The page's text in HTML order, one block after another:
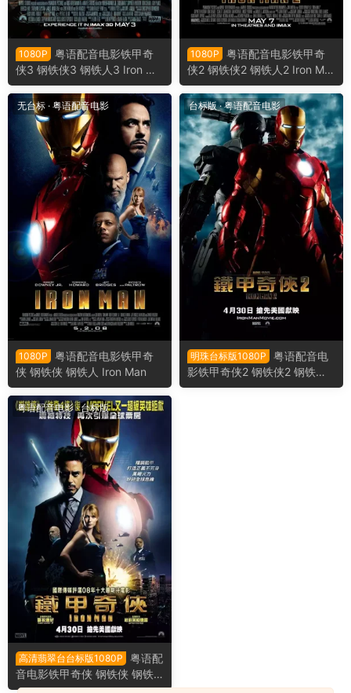
1080P
粤语配音电影铁甲奇
侠3 钢铁侠3 钢铁人3 Iron Ma
n 3
1080P
粤语配音电影铁甲奇
侠2 钢铁侠2 钢铁人2 Iron Ma
n 2
无台标 · 粤语配音电影
1080P
粤语配音电影铁甲奇
侠 钢铁侠 钢铁人 Iron Man
台标版·粤语配音电影
明珠台标版1080P
粤语配音电
影铁甲奇侠2 钢铁侠2 钢铁人2
Iron Man 2
粤语配音电影·台标版
高清翡翠台台标版1080P
粤语配
音电影铁甲奇侠 钢铁侠 钢铁
人 Iron Man